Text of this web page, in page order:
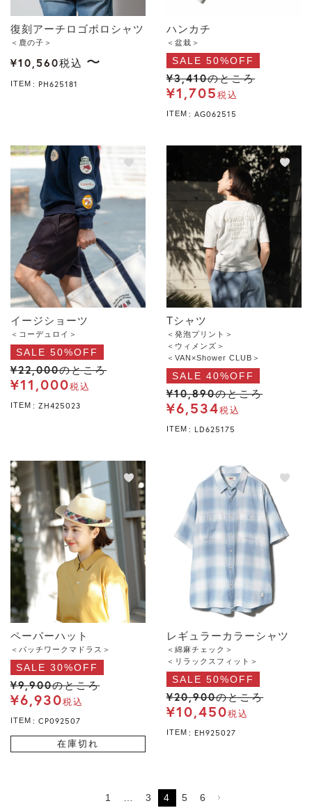
復刻アーチロゴポロシャツ
＜鹿の子＞
¥10,560税込 〜
ITEM PH625181
ハンカチ
＜盆栽＞
SALE 50%OFF
¥3,410のところ
¥1,705税込
ITEM AG062515
イージショーツ
＜コーデュロイ＞
SALE 50%OFF
¥22,000のところ
¥11,000税込
ITEM ZH425023
Tシャツ
＜発泡プリント＞
＜ウィメンズ＞
＜VAN×Shower CLUB＞
SALE 40%OFF
¥10,890のところ
¥6,534税込
ITEM LD625175
ペーパーハット
＜パッチワークマドラス＞
SALE 30%OFF
¥9,900のところ
¥6,930税込
ITEM CP092507
在庫切れ
レギュラーカラーシャツ
＜綿麻チェック＞
＜リラックスフィット＞
SALE 50%OFF
¥20,900のところ
¥10,450税込
ITEM EH925027
1 3 4 5 6